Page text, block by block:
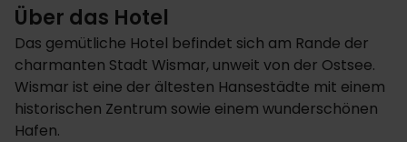
Über das Hotel
Das gemütliche Hotel befindet sich am Rande der
charmanten Stadt Wismar, unweit von der Ostsee.
Wismar ist eine der ältesten Hansestädte mit einem
historischen Zentrum sowie einem wunderschönen
Hafen.